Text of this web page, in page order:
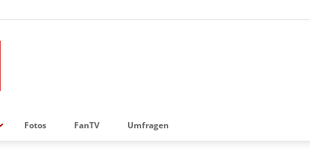
Fotos FanTV Umfragen